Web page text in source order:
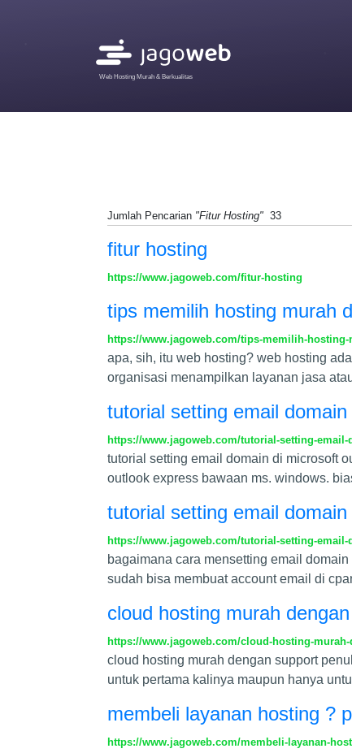
Web Hosting Murah & Berkualitas
Jumlah Pencarian "Fitur Hosting" 33
fitur hosting
https://www.jagoweb.com/fitur-hosting
tips memilih hosting murah
https://www.jagoweb.com/tips-memilih-hosting-
apa, sih, itu web hosting? web hosting
organisasi menampilkan layanan jasa
tutorial setting email
https://www.jagoweb.com/tutorial-setting-
tutorial setting email domain di microsoft
outlook express bawaan ms. windows.
tutorial setting email
https://www.jagoweb.com/tutorial-setting-email-
bagaimana cara mensetting email
sudah bisa membuat account email di
cloud hosting murah
https://www.jagoweb.com/cloud-hosting-
cloud hosting murah dengan support
untuk pertama kalinya maupun hanya
membeli layanan hosting ?
https://www.jagoweb.com/membeli-layanan-